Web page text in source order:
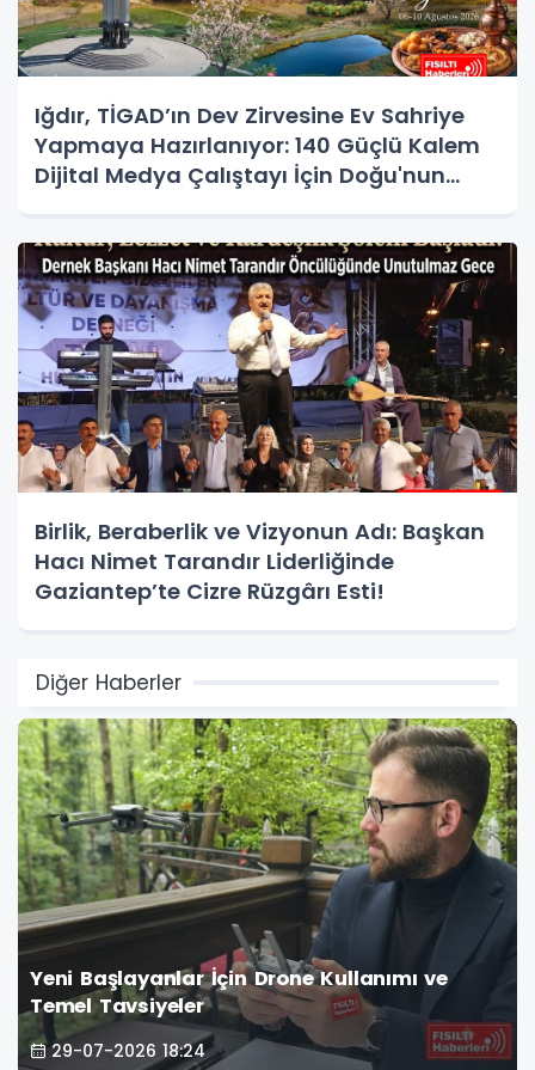
Iğdır, TİGAD’ın Dev Zirvesine Ev Sahriye
Yapmaya Hazırlanıyor: 140 Güçlü Kalem
Dijital Medya Çalıştayı İçin Doğu'nun
Birlik, Beraberlik ve Vizyonun Adı: Başkan
Hacı Nimet Tarandır Liderliğinde
Gaziantep’te Cizre Rüzgârı Esti!
Diğer Haberler
Yeni Başlayanlar İçin Drone Kullanımı ve
Temel Tavsiyeler
29-07-2026 18:24